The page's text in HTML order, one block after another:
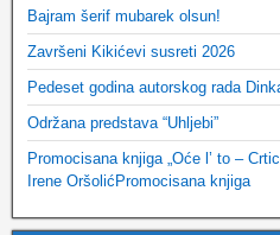
Bajram šerif mubarek olsun!
Završeni Kikićevi susreti 2026
Pedeset godina autorskog rada
Održana predstava “Uhljebi”
Promocisana knjiga „Oće l’ to –
Irene OršolićPromocisana knjiga